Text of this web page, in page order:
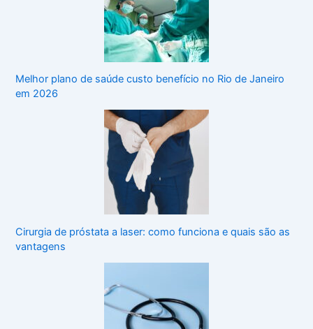
Melhor plano de saúde custo benefício no Rio de Janeiro
em 2026
Cirurgia de próstata a laser: como funciona e quais são as
vantagens